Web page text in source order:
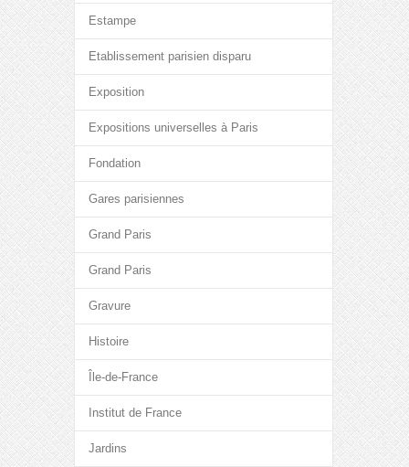
Estampe
Etablissement parisien disparu
Exposition
Expositions universelles à Paris
Fondation
Gares parisiennes
Grand Paris
Grand Paris
Gravure
Histoire
Île-de-France
Institut de France
Jardins